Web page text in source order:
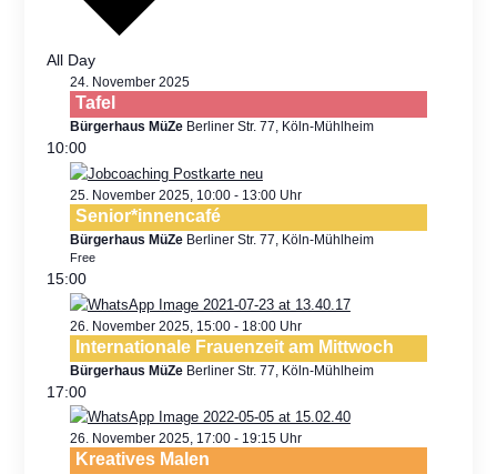
All Day
24. November 2025
Tafel
Bürgerhaus MüZe Berliner Str. 77, Köln-Mühlheim
10:00
25. November 2025, 10:00- 13:00
Senior*innencafé
Bürgerhaus MüZe Berliner Str. 77, Köln-Mühlheim
Free
15:00
26. November 2025, 15:00- 18:00
Internationale Frauenzeit am Mittwoch
Bürgerhaus MüZe Berliner Str. 77, Köln-Mühlheim
17:00
26. November 2025, 17:00- 19:15
Kreatives Malen